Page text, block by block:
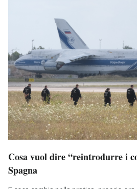
Cosa vuol dire “reintrodurre i
Spagna